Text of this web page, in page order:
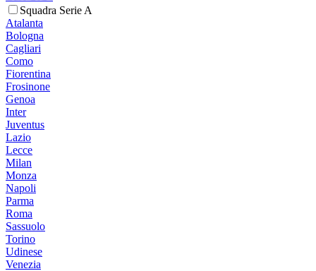
Squadra Serie A
Atalanta
Bologna
Cagliari
Como
Fiorentina
Frosinone
Genoa
Inter
Juventus
Lazio
Lecce
Milan
Monza
Napoli
Parma
Roma
Sassuolo
Torino
Udinese
Venezia